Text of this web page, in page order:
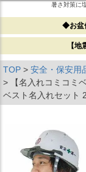
暑さ対策に
◆お盆
【
TOP 安全・保安用
【名入れコミコミ
ベスト名入れセット